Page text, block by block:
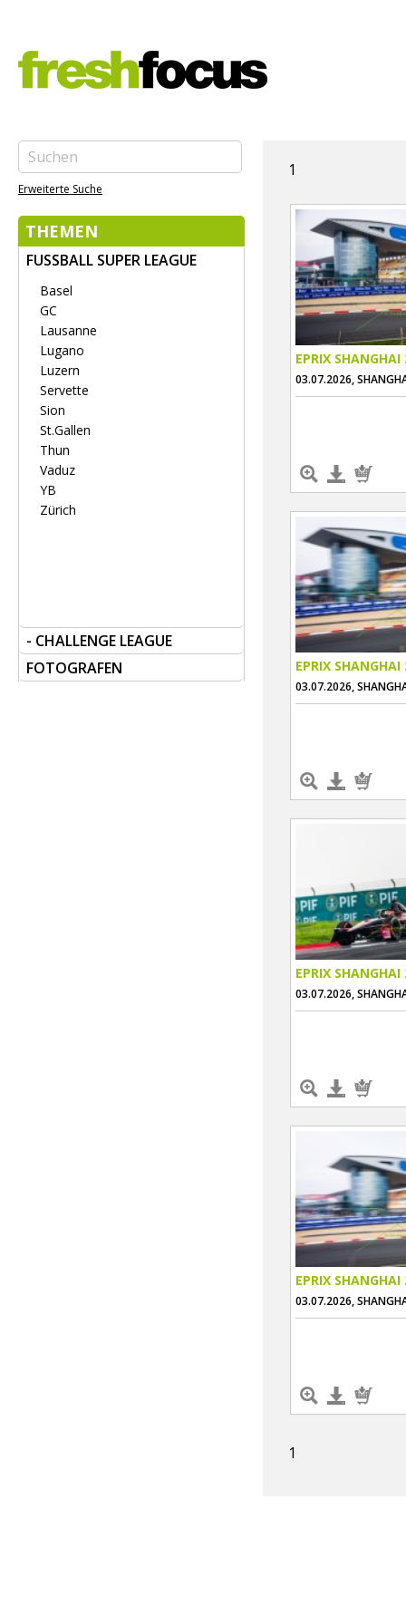
Erweiterte Suche
THEMEN
FUSSBALL SUPER LEAGUE
Basel
GC
Lausanne
Lugano
Luzern
Servette
Sion
St.Gallen
Thun
Vaduz
YB
Zürich
- CHALLENGE LEAGUE
FOTOGRAFEN
1
EPRIX SHANGHAI
03.07.2026,
EPRIX SHANGHAI
03.07.2026,
EPRIX SHANGHAI
03.07.2026,
EPRIX SHANGHAI
03.07.2026,
1